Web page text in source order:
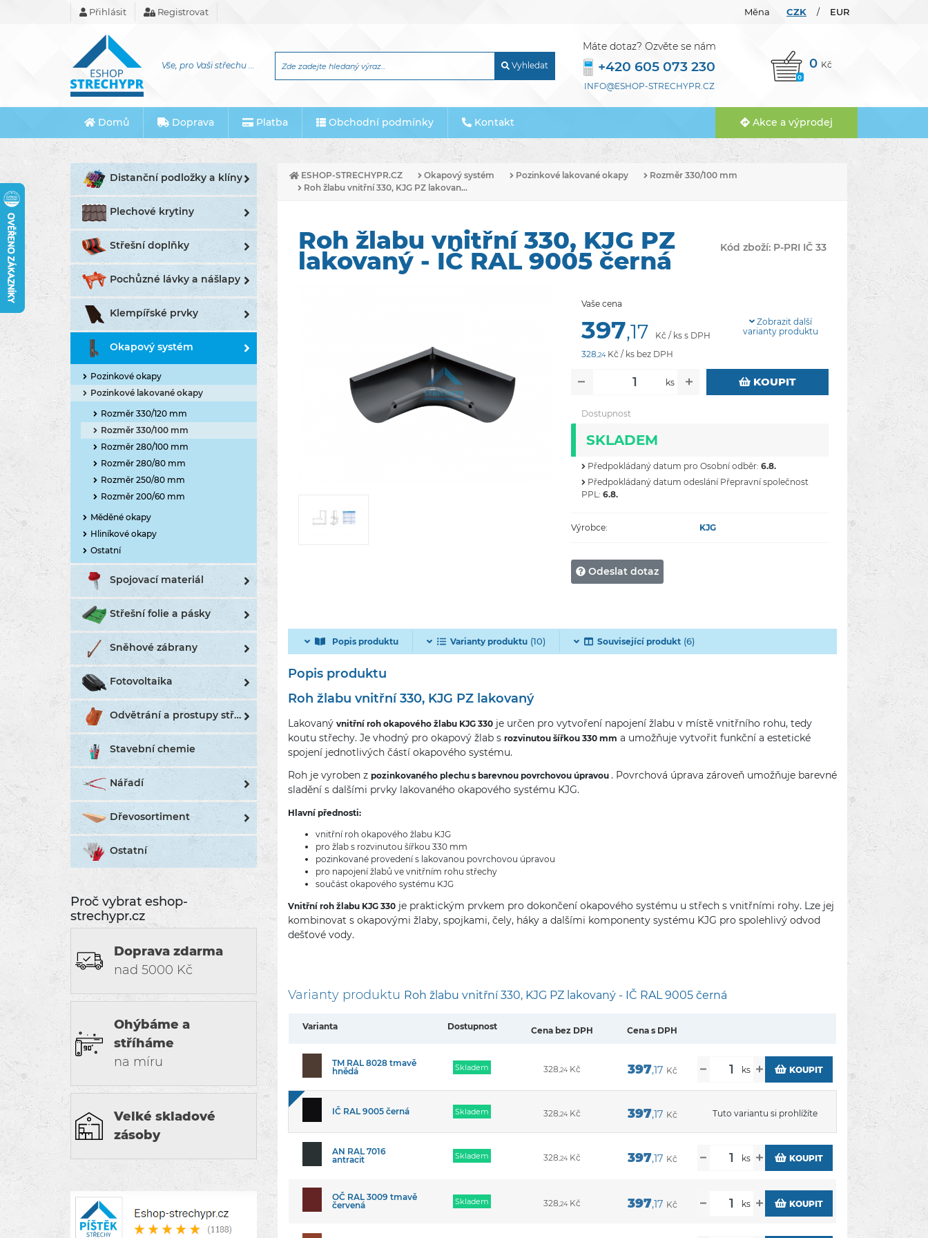
Přihlásit Registrovat CZK / EUR
Měna
Vše, pro Vaši střechu ... Vyhledat
Máte dotaz? Ozvěte se nám
+420 605 073 230
INFO@ESHOP-STRECHYPR.CZ
0
0 Kč
Domů Doprava Platba Obchodní podmínky Kontakt Akce a výprodej
Distanční podložky a klíny
Plechové krytiny
Střešní doplňky
Pochůzné lávky a nášlapy
Klempířské prvky
Okapový systém
Pozinkové okapy
Pozinkové lakované okapy
Rozměr 330/120 mm
Rozměr 330/100 mm
Rozměr 280/100 mm
Rozměr 280/80 mm
Rozměr 250/80 mm
Rozměr 200/60 mm
Měděné okapy
Hliníkové okapy
Ostatní
Spojovací materiál
Střešní folie a pásky
Sněhové zábrany
Fotovoltaika
Odvětrání a prostupy střechou
Stavební chemie
Nářadí
Dřevosortiment
Ostatní
Proč vybrat eshop-
strechypr.cz
Doprava zdarma
nad 5000 Kč
Ohýbáme a
stříháme
na míru
Velké skladové
zásoby
ESHOP-STRECHYPR.CZ Okapový systém Pozinkové lakované okapy
Rozměr 330/100 mm
Roh žlabu vnitřní 330, KJG PZ lakovan...
Roh žlabu vnitřní 330, KJG PZ
lakovaný - IČ RAL 9005 černá Kód zboží: P-PRI IČ 33
Vaše cena
397,17
Kč / ks s DPH
328,24 Kč / ks bez DPH
Zobrazit další
varianty produktu
ks KOUPIT
Dostupnost
SKLADEM
Předpokládaný datum pro Osobní odběr: 6.8.
Předpokládaný datum odeslání Přepravní společnost
PPL: 6.8.
Výrobce: KJG
Odeslat dotaz
Popis produktu Varianty produktu(10) Související produkt (6)
Popis produktu
Roh žlabu vnitřní 330, KJG PZ lakovaný
Lakovaný vnitřní roh okapového žlabu KJG 330 je určen pro vytvoření napojení žlabu v místě vnitřního rohu, tedy
koutu střechy. Je vhodný pro okapový žlab s rozvinutou šířkou 330 mm a umožňuje vytvořit funkční a estetické
spojení jednotlivých částí okapového systému.
Roh je vyroben z pozinkovaného plechu s barevnou povrchovou úpravou . Povrchová úprava zároveň umožňuje barevné
sladění s dalšími prvky lakovaného okapového systému KJG.
Hlavní přednosti:
vnitřní roh okapového žlabu KJG
pro žlab s rozvinutou šířkou 330 mm
pozinkované provedení s lakovanou povrchovou úpravou
pro napojení žlabů ve vnitřním rohu střechy
součást okapového systému KJG
Vnitřní roh žlabu KJG 330 je praktickým prvkem pro dokončení okapového systému u střech s vnitřními rohy. Lze jej
kombinovat s okapovými žlaby, spojkami, čely, háky a dalšími komponenty systému KJG pro spolehlivý odvod
dešťové vody.
Varianty produktu Roh žlabu vnitřní 330, KJG PZ lakovaný - IČ RAL 9005 černá
Varianta Dostupnost Cena bez DPH Cena s DPH
TM RAL 8028 tmavě
hnědá
Skladem 328,24 Kč 397,17 Kč ks KOUPIT
IČ RAL 9005 černá Skladem 328,24 Kč 397,17 Kč Tuto variantu si prohlížíte
AN RAL 7016
antracit
Skladem 328,24 Kč 397,17 Kč ks KOUPIT
OČ RAL 3009 tmavě
červená
Skladem 328,24 Kč 397,17 Kč ks KOUPIT